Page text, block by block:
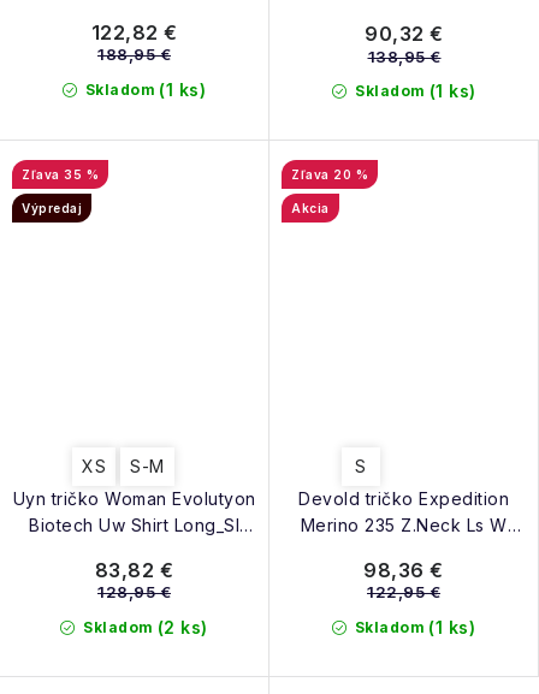
Skladom (1 ks)
122,82 €
188,95 €
yarrow
Skladom (1 ks)
90,32 €
138,95 €
Uyn tričko Woman Evolutyon
Biotech Uw Shirt Long_Sl
35 %
Výpredaj
XS S-M
Skladom (2 ks)
83,82 €
128,95 €
Devold tričko Expedition
Merino 235 Z.Neck Ls W
20 %
Akcia
S
Skladom (1 ks)
98,36 €
122,95 €